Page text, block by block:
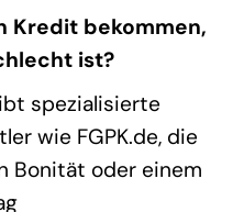
Kredit bekommen,
ist?
spezialisierte
wie FGPK.de, die
Bonität oder einem